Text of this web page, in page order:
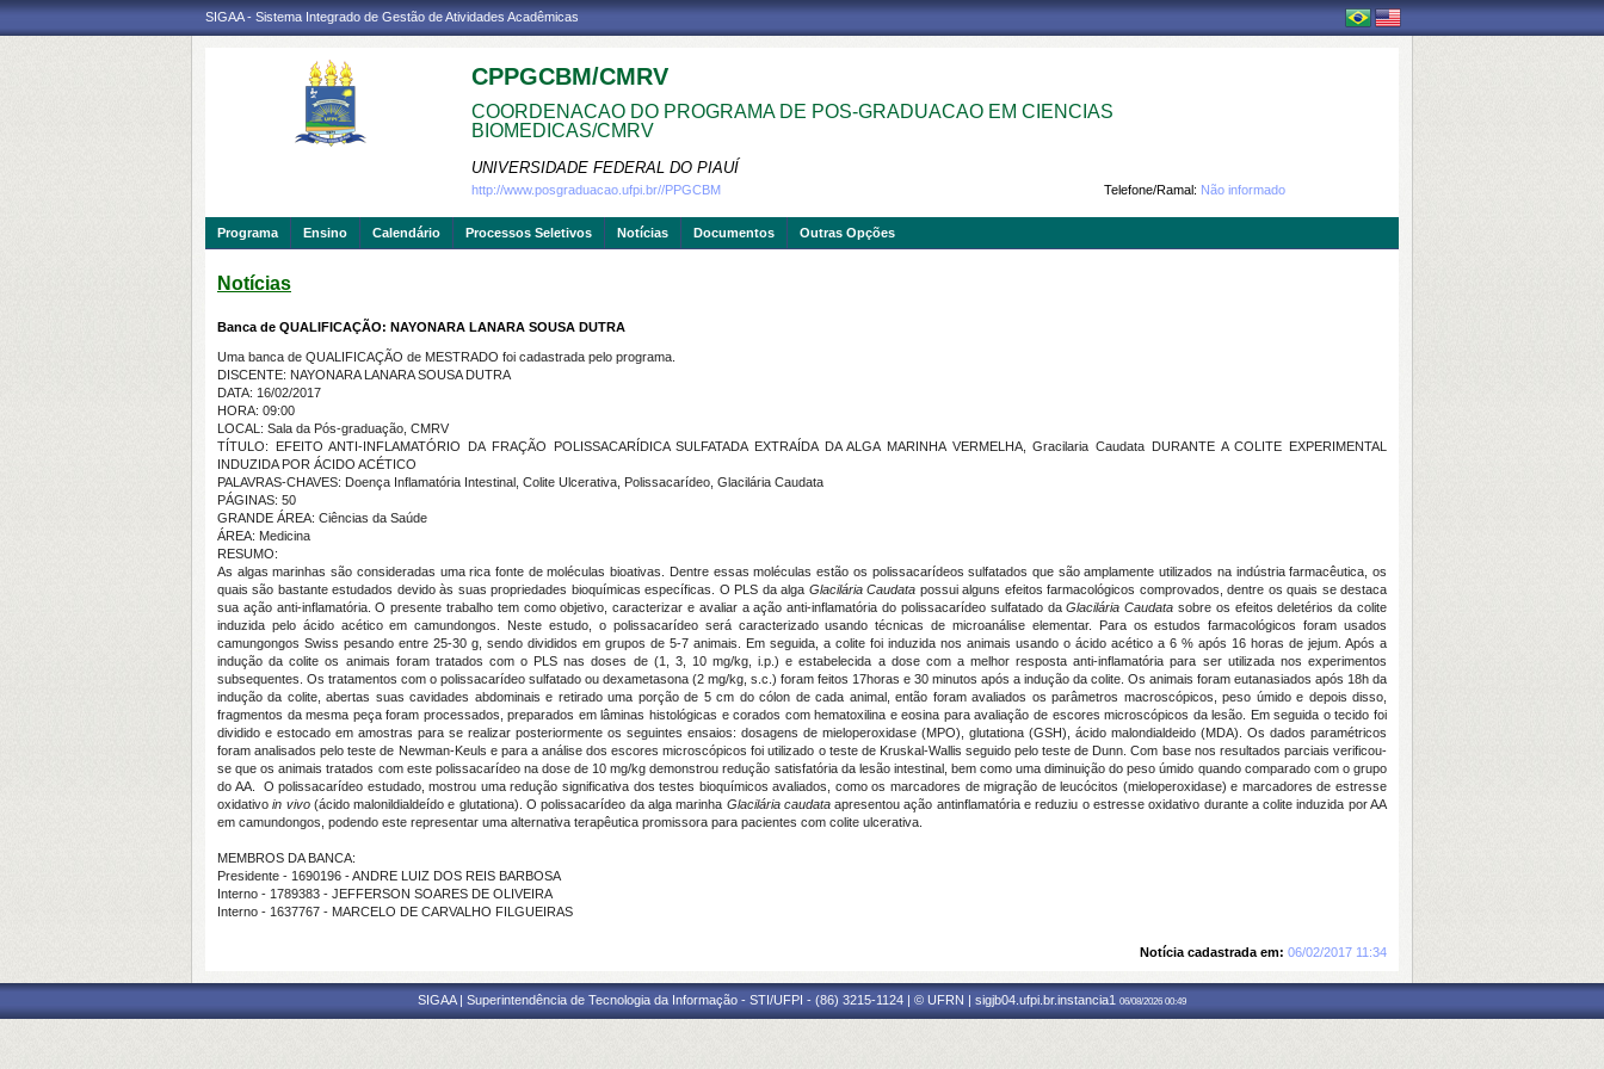
SIGAA - Sistema Integrado de Gestão de Atividades Acadêmicas
CPPGCBM/CMRV
COORDENACAO DO PROGRAMA DE POS-GRADUACAO EM CIENCIAS
BIOMEDICAS/CMRV
UNIVERSIDADE FEDERAL DO PIAUÍ
Telefone/Ramal: Não informado
http://www.posgraduacao.ufpi.br//PPGCBM
Programa Ensino Calendário Processos Seletivos Notícias Documentos Outras Opções
Notícias
Banca de QUALIFICAÇÃO: NAYONARA LANARA SOUSA DUTRA
Uma banca de QUALIFICAÇÃO de MESTRADO foi cadastrada pelo programa.
DISCENTE: NAYONARA LANARA SOUSA DUTRA
DATA: 16/02/2017
HORA: 09:00
LOCAL: Sala da Pós-graduação, CMRV
TÍTULO: EFEITO ANTI-INFLAMATÓRIO DA FRAÇÃO POLISSACARÍDICA SULFATADA EXTRAÍDA DA ALGA MARINHA VERMELHA, Gracilaria Caudata DURANTE A COLITE EXPERIMENTAL
INDUZIDA POR ÁCIDO ACÉTICO
PALAVRAS-CHAVES: Doença Inflamatória Intestinal, Colite Ulcerativa, Polissacarídeo, Glacilária Caudata
PÁGINAS: 50
GRANDE ÁREA: Ciências da Saúde
ÁREA: Medicina
RESUMO:
As algas marinhas são consideradas uma rica fonte de moléculas bioativas. Dentre essas moléculas estão os polissacarídeos sulfatados que são amplamente utilizados na indústria farmacêutica, os
quais são bastante estudados devido às suas propriedades bioquímicas específicas. O PLS da alga Glacilária Caudata possui alguns efeitos farmacológicos comprovados, dentre os quais se destaca
sua ação anti-inflamatória. O presente trabalho tem como objetivo, caracterizar e avaliar a ação anti-inflamatória do polissacarídeo sulfatado daGlacilária Caudata sobre os efeitos deletérios da colite
induzida pelo ácido acético em camundongos. Neste estudo, o polissacarídeo será caracterizado usando técnicas de microanálise elementar. Para os estudos farmacológicos foram usados
camungongos Swiss pesando entre 25-30 g, sendo divididos em grupos de 5-7 animais. Em seguida, a colite foi induzida nos animais usando o ácido acético a 6 % após 16 horas de jejum. Após a
indução da colite os animais foram tratados com o PLS nas doses de (1, 3, 10 mg/kg, i.p.) e estabelecida a dose com a melhor resposta anti-inflamatória para ser utilizada nos experimentos
subsequentes. Os tratamentos com o polissacarídeo sulfatado ou dexametasona (2 mg/kg, s.c.) foram feitos 17horas e 30 minutos após a indução da colite. Os animais foram eutanasiados após 18h da
indução da colite, abertas suas cavidades abdominais e retirado uma porção de 5 cm do cólon de cada animal, então foram avaliados os parâmetros macroscópicos, peso úmido e depois disso,
fragmentos da mesma peça foram processados, preparados em lâminas histológicas e corados com hematoxilina e eosina para avaliação de escores microscópicos da lesão. Em seguida o tecido foi
dividido e estocado em amostras para se realizar posteriormente os seguintes ensaios: dosagens de mieloperoxidase (MPO), glutationa (GSH), ácido malondialdeido (MDA). Os dados paramétricos
foram analisados pelo teste de Newman-Keuls e para a análise dos escores microscópicos foi utilizado o teste de Kruskal-Wallis seguido pelo teste de Dunn. Com base nos resultados parciais verificou-
se que os animais tratados com este polissacarídeo na dose de 10 mg/kg demonstrou redução satisfatória da lesão intestinal, bem como uma diminuição do peso úmido quando comparado com o grupo
do AA. O polissacarídeo estudado, mostrou uma redução significativa dos testes bioquímicos avaliados, como os marcadores de migração de leucócitos (mieloperoxidase) e marcadores de estresse
oxidativoin vivo(ácido malonildialdeído e glutationa). O polissacarídeo da alga marinha Glacilária caudataapresentou ação antinflamatória e reduziu o estresse oxidativo durante a colite induzida por AA
em camundongos, podendo este representar uma alternativa terapêutica promissora para pacientes com colite ulcerativa.
MEMBROS DA BANCA:
Presidente - 1690196 - ANDRE LUIZ DOS REIS BARBOSA
Interno - 1789383 - JEFFERSON SOARES DE OLIVEIRA
Interno - 1637767 - MARCELO DE CARVALHO FILGUEIRAS
Notícia cadastrada em: 06/02/2017 11:34
SIGAA | Superintendência de Tecnologia da Informação - STI/UFPI - (86) 3215-1124 | © UFRN | sigjb04.ufpi.br.instancia1 06/08/2026 00:49